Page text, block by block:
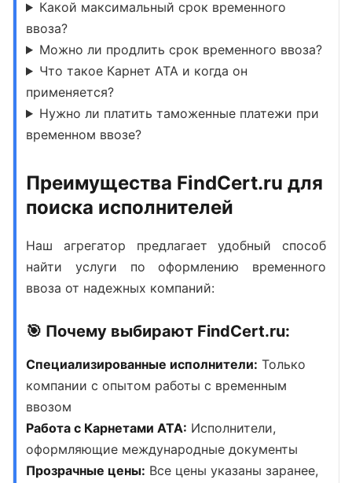
Какой максимальный срок временного
ввоза?
Можно ли продлить срок временного ввоза?
Что такое Карнет АТА и когда он
применяется?
Нужно ли платить таможенные платежи при
временном ввозе?
Преимущества FindCert.ru для
поиска исполнителей
Наш агрегатор предлагает удобный способ
найти услуги по оформлению временного
ввоза от надежных компаний:
🎯 Почему выбирают FindCert.ru:
Специализированные исполнители: Только
компании с опытом работы с временным
ввозом
Работа с Карнетами АТА: Исполнители,
оформляющие международные документы
Прозрачные цены: Все цены указаны заранее,